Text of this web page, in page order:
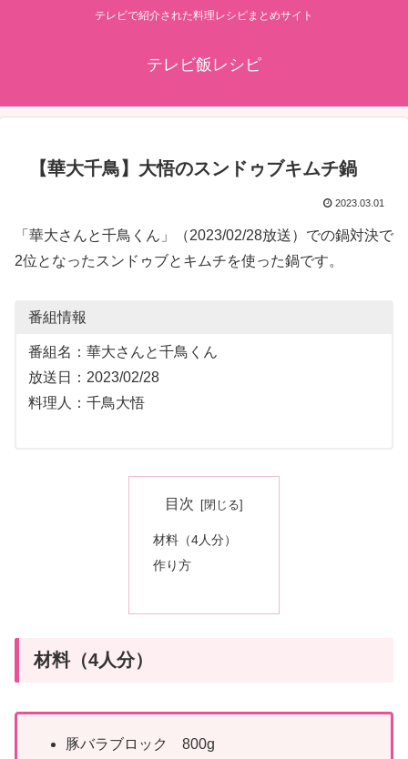
テレビで紹介された料理レシピまとめサイト
テレビ飯レシピ
【華大千鳥】大悟のスンドゥブキムチ鍋
2023.03.01
「華大さんと千鳥くん」（2023/02/28放送）での鍋対決で
2位となったスンドゥブとキムチを使った鍋です。
番組情報
番組名：華大さんと千鳥くん
放送日：2023/02/28
料理人：千鳥大悟
目次
材料（4人分）
作り方
材料（4人分）
豚バラブロック 800g